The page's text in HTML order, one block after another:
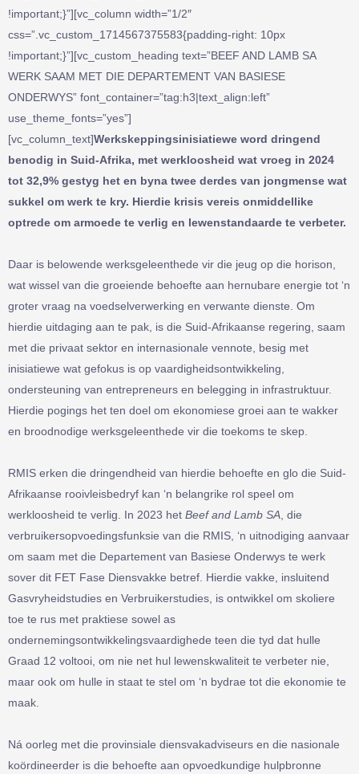
!important;}”][vc_column width=”1/2″
css=”.vc_custom_1714567375583{padding-right: 10px
!important;}”][vc_custom_heading text=”BEEF AND LAMB SA
WERK SAAM MET DIE DEPARTEMENT VAN BASIESE
ONDERWYS” font_container=”tag:h3|text_align:left”
use_theme_fonts=”yes”]
[vc_column_text]Werkskeppingsinisiatiewe word dringend
benodig in Suid-Afrika, met werkloosheid wat vroeg in 2024
tot 32,9% gestyg het en byna twee derdes van jongmense wat
sukkel om werk te kry. Hierdie krisis vereis onmiddellike
optrede om armoede te verlig en lewenstandaarde te verbeter.
Daar is belowende werksgeleenthede vir die jeug op die horison,
wat wissel van die groeiende behoefte aan hernubare energie tot ‘n
groter vraag na voedselverwerking en verwante dienste. Om
hierdie uitdaging aan te pak, is die Suid-Afrikaanse regering, saam
met die privaat sektor en internasionale vennote, besig met
inisiatiewe wat gefokus is op vaardigheidsontwikkeling,
ondersteuning van entrepreneurs en belegging in infrastruktuur.
Hierdie pogings het ten doel om ekonomiese groei aan te wakker
en broodnodige werksgeleenthede vir die toekoms te skep.
RMIS erken die dringendheid van hierdie behoefte en glo die Suid-
Afrikaanse rooivleisbedryf kan ‘n belangrike rol speel om
werkloosheid te verlig. In 2023 het Beef and Lamb SA , die
verbruikersopvoedingsfunksie van die RMIS, ‘n uitnodiging aanvaar
om saam met die Departement van Basiese Onderwys te werk
sover dit FET Fase Diensvakke betref. Hierdie vakke, insluitend
Gasvryheidstudies en Verbruikerstudies, is ontwikkel om skoliere
toe te rus met praktiese sowel as
ondernemingsontwikkelingsvaardighede teen die tyd dat hulle
Graad 12 voltooi, om nie net hul lewenskwaliteit te verbeter nie,
maar ook om hulle in staat te stel om ‘n bydrae tot die ekonomie te
maak.
Ná oorleg met die provinsiale diensvakadviseurs en die nasionale
koördineerder is die behoefte aan opvoedkundige hulpbronne